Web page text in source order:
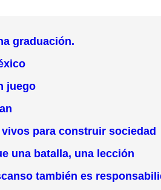
graduación.
juego
para construir sociedad
una batalla, una lección
también es